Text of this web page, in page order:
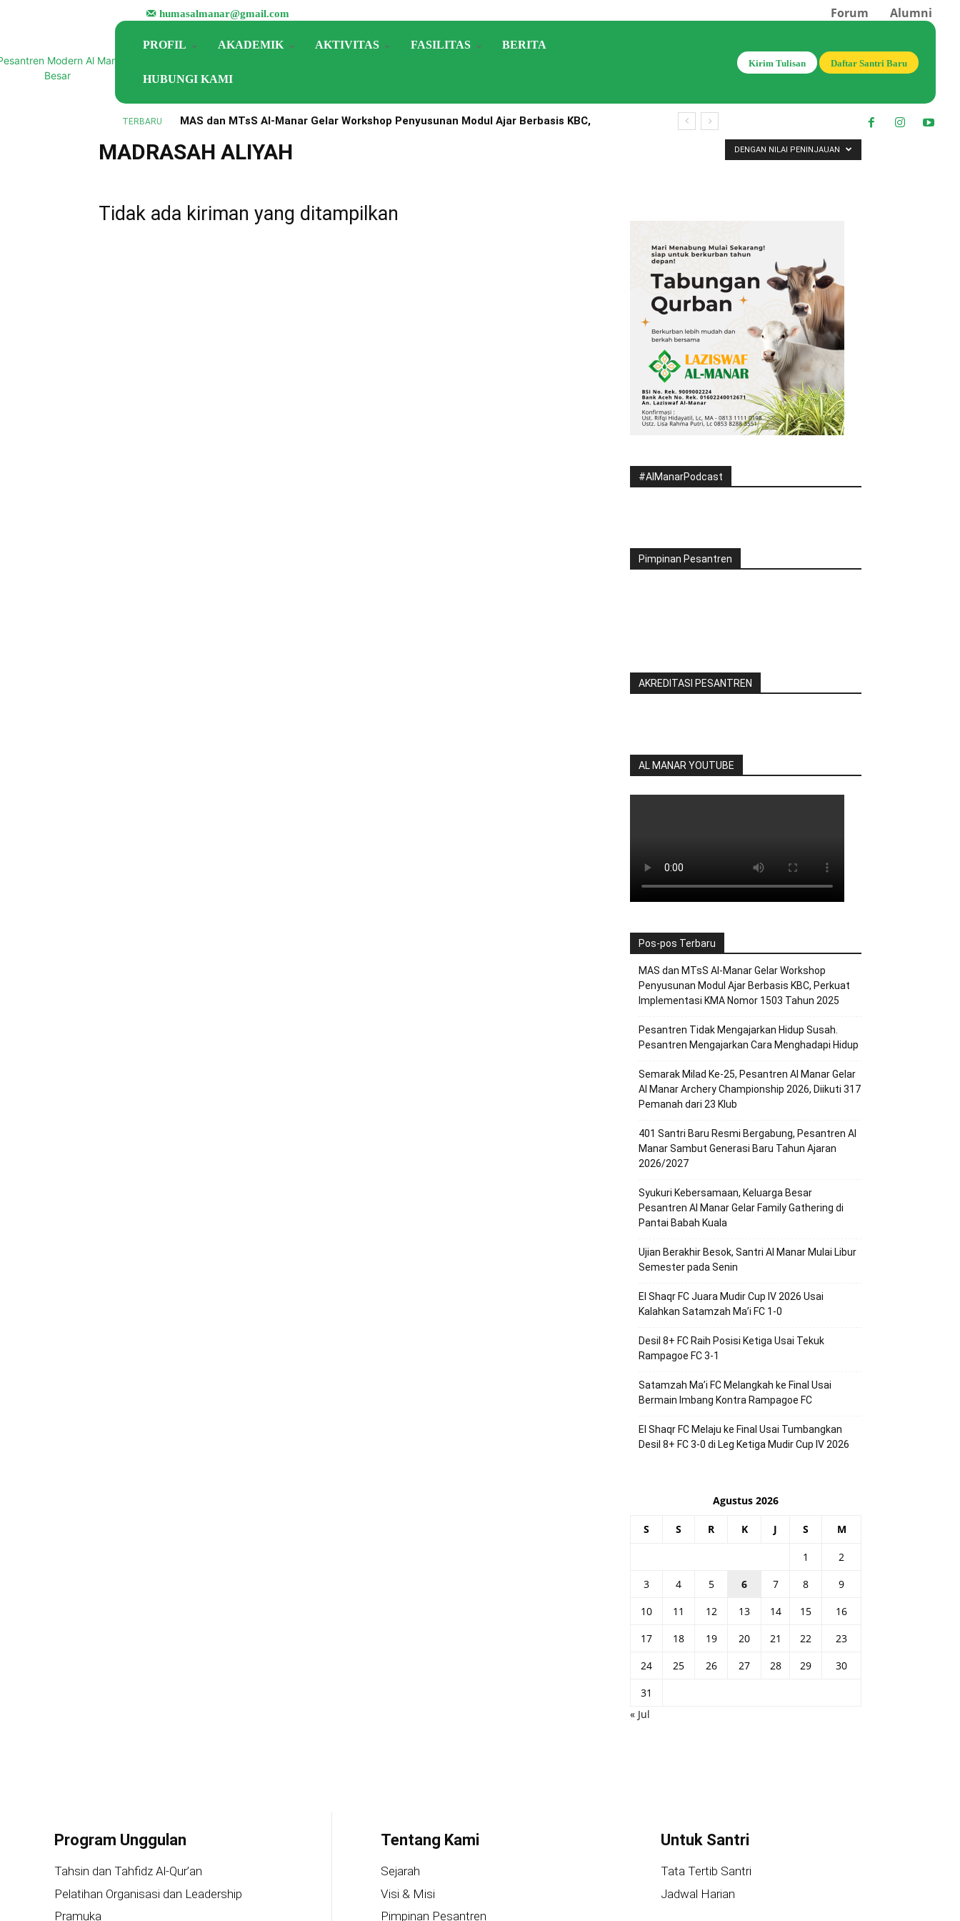
humasalmanar@gmail.com Forum Alumni
PROFIL AKADEMIK AKTIVITAS FASILITAS BERITA
HUBUNGI KAMI
Daftar Santri Baru
Kirim Tulisan
TERBARU
MAS dan MTsS Al-Manar Gelar Workshop Penyusunan Modul Ajar Berbasis KBC,
Beranda Pendidikan Madrasah Aliyah
MADRASAH ALIYAH DENGAN NILAI PENINJAUAN
Tidak ada kiriman yang ditampilkan
#AlManarPodcast
Pimpinan Pesantren
AKREDITASI PESANTREN
AL MANAR YOUTUBE
Pos-pos Terbaru
MAS dan MTsS Al-Manar Gelar Workshop
Penyusunan Modul Ajar Berbasis KBC, Perkuat
Implementasi KMA Nomor 1503 Tahun 2025
Pesantren Tidak Mengajarkan Hidup Susah.
Pesantren Mengajarkan Cara Menghadapi Hidup
Semarak Milad Ke-25, Pesantren Al Manar Gelar
Al Manar Archery Championship 2026, Diikuti 317
Pemanah dari 23 Klub
401 Santri Baru Resmi Bergabung, Pesantren Al
Manar Sambut Generasi Baru Tahun Ajaran
2026/2027
Syukuri Kebersamaan, Keluarga Besar
Pesantren Al Manar Gelar Family Gathering di
Pantai Babah Kuala
Ujian Berakhir Besok, Santri Al Manar Mulai Libur
Semester pada Senin
El Shaqr FC Juara Mudir Cup IV 2026 Usai
Kalahkan Satamzah Ma’i FC 1-0
Desil 8+ FC Raih Posisi Ketiga Usai Tekuk
Rampagoe FC 3-1
Satamzah Ma’i FC Melangkah ke Final Usai
Bermain Imbang Kontra Rampagoe FC
El Shaqr FC Melaju ke Final Usai Tumbangkan
Desil 8+ FC 3-0 di Leg Ketiga Mudir Cup IV 2026
Agustus 2026
S S R K J S M
1
2
3
4 5 6 7 8
9
10
11 12 13 14 15
16
17
18 19 20 21 22
23
24
25 26 27 28 29
30
31
« Jul
Program Unggulan
Tahsin dan Tahfidz Al-Qur’an
Pelatihan Organisasi dan Leadership
Pramuka
Tentang Kami
Sejarah
Visi & Misi
Pimpinan Pesantren
Untuk Santri
Tata Tertib Santri
Jadwal Harian